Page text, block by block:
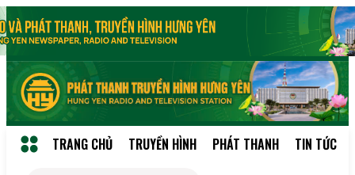
TRANG CHỦ TRUYỀN HÌNH PHÁT THANH TIN TỨC